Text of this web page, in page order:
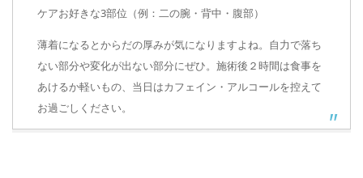
ケアお好きな3部位（例：二の腕・背中・腹部）
薄着になるとからだの厚みが気になりますよね。自力で落ち
ない部分や変化が出ない部分にぜひ。施術後２時間は食事を
あけるか軽いもの、当日はカフェイン・アルコールを控えて
お過ごしください。